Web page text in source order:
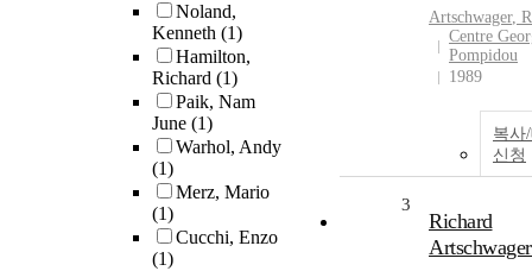
Noland,
Kenneth (1)
Hamilton,
Richard (1)
Paik, Nam
June (1)
Warhol, Andy
(1)
Merz, Mario
(1)
Cucchi, Enzo
(1)
Artschwager,
Centre
Pompidou
1989
복사
신청
3
Richard